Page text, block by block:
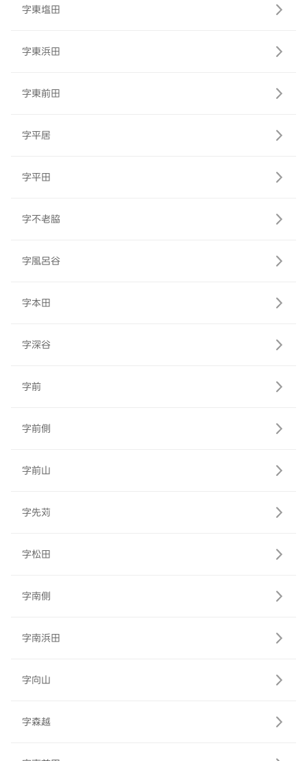
字東塩田
字東浜田
字東前田
字平居
字平田
字不老脇
字風呂谷
字本田
字深谷
字前
字前側
字前山
字先苅
字松田
字南側
字南浜田
字向山
字森越